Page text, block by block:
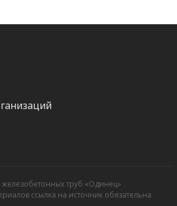
труб «Одинец»
ссылка на источник обязательна